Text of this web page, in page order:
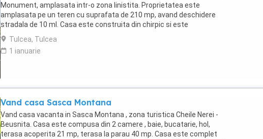
Monument, amplasata intr-o zona linistita. Proprietatea este
amplasata pe un teren cu suprafata de 210 mp, avand deschidere
stradala de 10 ml. Casa este construita din chirpic si este
compartimentata astfel: -hol -3 camere -bucatarie -baie Incalzirea ...
Tulcea, Tulcea
1 ianuarie
Vand casa Sasca Montana
Vand casa vacanta in Sasca Montana , zona turistica Cheile Nerei -
Beusnita. Casa este compusa din 2 camere , baie, bucatarie, hol,
terasa acoperita 21 mp, terasa la parau 40 mp. Casa este complet